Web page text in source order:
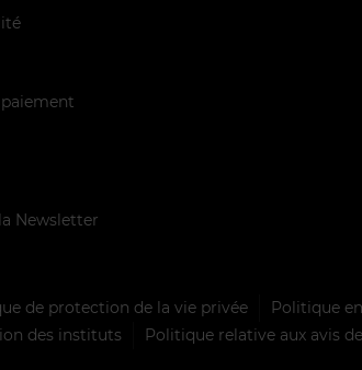
Newsletter
de protection de la vie privée Politique
des instituts Politique relative aux avis